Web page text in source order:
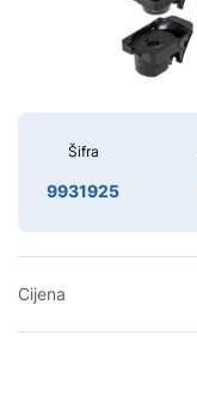
Šifra
9931925
Cijena